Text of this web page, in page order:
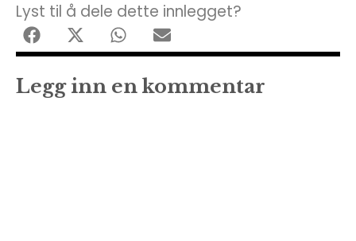
Lyst til å dele dette innlegget?
Legg inn en kommentar